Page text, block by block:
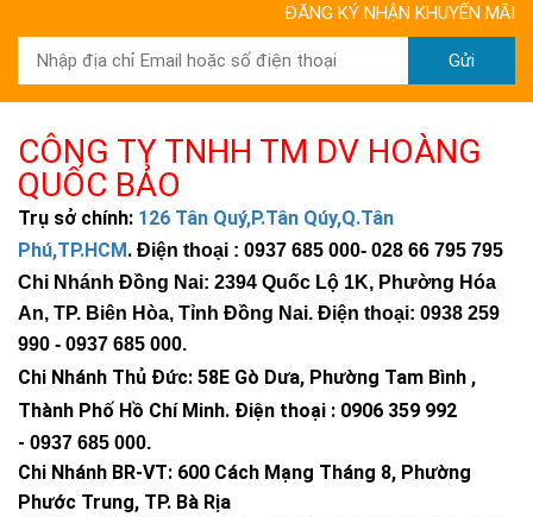
ĐĂNG KÝ NHẬN KHUYẾN MÃI
Gửi
CÔNG TY TNHH TM DV HOÀNG
QUỐC BẢO
Trụ sở chính: 126 Tân Quý,P.Tân Qúy,Q.Tân
Phú,TP.HCM. Điện thoại : 0937 685 000- 028 66 795 795
Chi Nhánh Đồng Nai: 2394 Quốc Lộ 1K, Phường Hóa
An, TP. Biên Hòa, Tỉnh Đồng Nai. Điện thoại: 0938 259
990 - 0937 685 000.
Chi Nhánh Thủ Đức: 58E Gò Dưa, Phường Tam Bình ,
Thành Phố Hồ Chí Minh. Điện thoại : 0906 359 992
- 0937 685 000.
Chi Nhánh BR-VT: 600 Cách Mạng Tháng 8, Phường
Phước Trung, TP. Bà Rịa